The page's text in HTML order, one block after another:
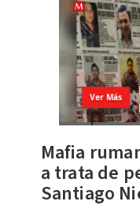
Mafia
a trata de
Santiago